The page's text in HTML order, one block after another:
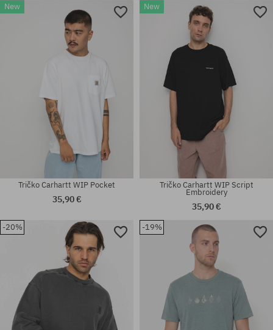
Dostupné veľkosti:
Dostupné veľkosti:
univerzálna veľkosť
Dostupné veľkosti:
New
Tričko Carhartt WIP Pocket
35,90 €
New
Tričko Carhartt WIP Script
Embroidery
35,90 €
-20% -19%